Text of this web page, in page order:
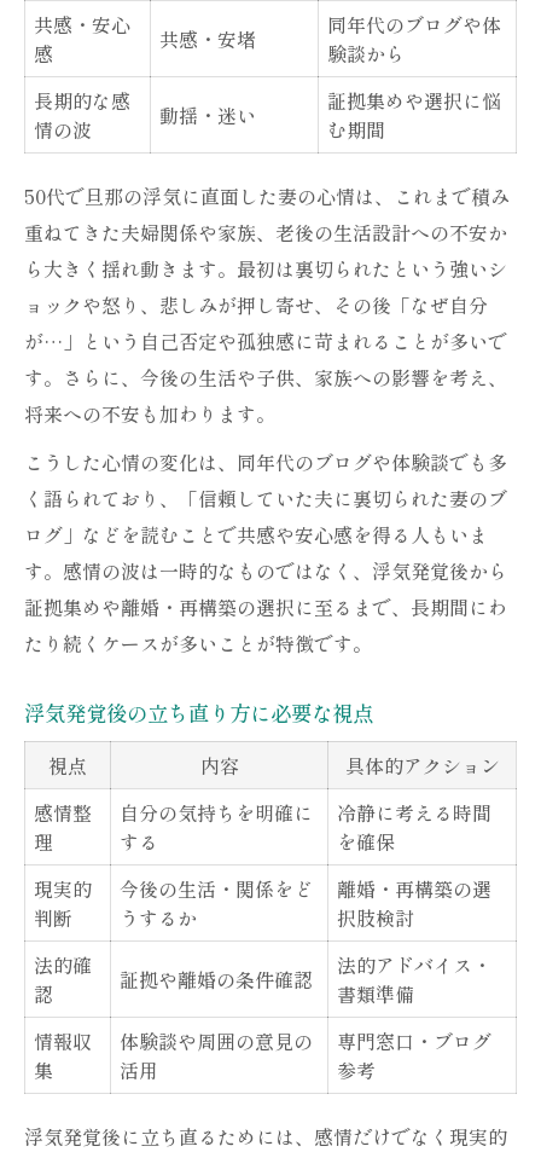
感情に寄り添う浮気対応と夫婦の窓口の強み
夫婦の窓口が選ばれる浮気相談体制
感情の揺れに寄り添うサポートの流れ
浮気問題における心理ケアの重要性
証拠収集から再構築まで一貫支援
不安を和らげるカウンセリング体験談
離婚か再構築か悩む妻のための浮気ブログ案内
離婚と再構築のメリット・デメリット比較
同年代ブログでみる決断までの葛藤
浮気発覚後の経済面と生活設計のヒント
夫婦の窓口で受ける離婚準備サポート
再出発を選んだ妻たちの声に学ぶ
信頼失墜後も前を向く夫婦再生のヒント
信頼回復へのステップ一覧
浮気問題後の夫婦コミュニケーション術
前向きな気持ちを保つための工夫
夫婦の窓口が後押しする再生プラン
共感・安心
感
共感・安堵
同年代のブログや体
験談から
長期的な感
情の波
動揺・迷い
証拠集めや選択に悩
む期間
50代で旦那の浮気に直面した妻の心情は、これまで積み
重ねてきた夫婦関係や家族、老後の生活設計への不安か
ら大きく揺れ動きます。最初は裏切られたという強いシ
ョックや怒り、悲しみが押し寄せ、その後「なぜ自分
が…」という自己否定や孤独感に苛まれることが多いで
す。さらに、今後の生活や子供、家族への影響を考え、
将来への不安も加わります。
こうした心情の変化は、同年代のブログや体験談でも多
く語られており、「信頼していた夫に裏切られた妻のブ
ログ」などを読むことで共感や安心感を得る人もいま
す。感情の波は一時的なものではなく、浮気発覚後から
証拠集めや離婚・再構築の選択に至るまで、長期間にわ
たり続くケースが多いことが特徴です。
浮気発覚後の立ち直り方に必要な視点
視点 内容
具体的アクション
感情整
理
自分の気持ちを明確に
する
冷静に考える時間
を確保
現実的
判断
今後の生活・関係をど
うするか
離婚・再構築の選
択肢検討
法的確
認
証拠や離婚の条件確認
法的アドバイス・
書類準備
情報収
集
体験談や周囲の意見の
活用
専門窓口・ブログ
参考
浮気発覚後に立ち直るためには、感情だけでなく現実的